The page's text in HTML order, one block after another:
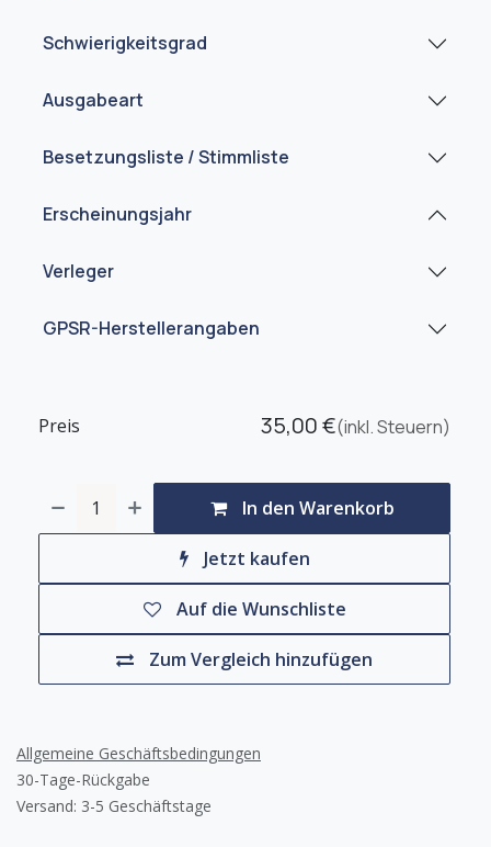
Schwierigkeitsgrad
Ausgabeart
Besetzungsliste / Stimmliste
Erscheinungsjahr
Verleger
GPSR-Herstellerangaben
In den Warenkorb
Jetzt kaufen
Zum Vergleich hinzufügen
Auf die Wunschliste
Preis 35,00€(inkl. Steuern)
Allgemeine Geschäftsbedingungen
30-Tage-Rückgabe
Versand: 3-5 Geschäftstage